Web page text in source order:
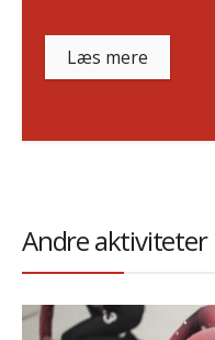
Læs mere
Andre aktiviteter